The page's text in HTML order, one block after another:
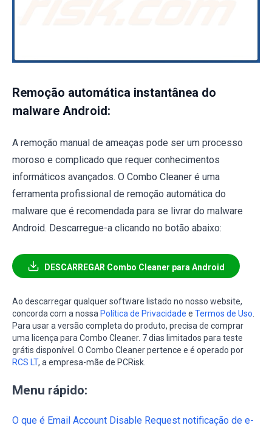
Remoção automática instantânea do
malware Android:
A remoção manual de ameaças pode ser um processo
moroso e complicado que requer conhecimentos
informáticos avançados. O Combo Cleaner é uma
ferramenta profissional de remoção automática do
malware que é recomendada para se livrar do malware
Android. Descarregue-a clicando no botão abaixo:
DESCARREGAR Combo Cleaner para Android
Ao descarregar qualquer software listado no nosso website,
concorda com a nossa Política de Privacidade e Termos de Uso
Para usar a versão completa do produto, precisa de comprar
uma licença para Combo Cleaner. 7 dias limitados para teste
grátis disponível. O Combo Cleaner pertence e é operado por
RCS LT, a empresa-mãe de PCRisk.
Menu rápido:
O que é Email Account Disable Request notificação de e-